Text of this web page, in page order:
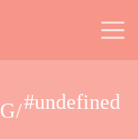
#undefined
G/